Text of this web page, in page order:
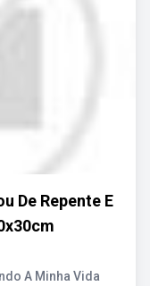
De Repente E
A Minha Vida